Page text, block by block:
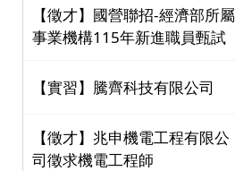
【徵才】國營聯招-經濟部所屬
事業機構115年新進職員甄試
【實習】騰齊科技有限公司
【徵才】兆申機電工程有限公
司徵求機電工程師